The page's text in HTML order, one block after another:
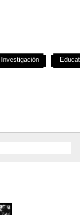
Investigación